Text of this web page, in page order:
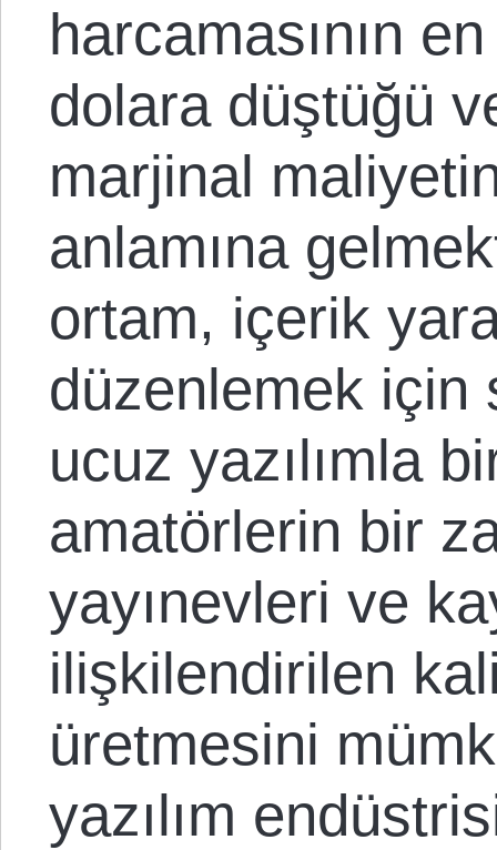
harcamasının
dolara düştüğü
marjinal
anlamına
ortam, içerik
düzenlemek için
ucuz yazılımla
amatörlerin bir
yayınevleri ve
ilişkilendirilen
üretmesini
yazılım